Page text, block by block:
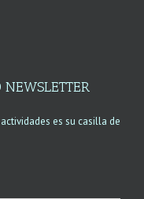
NEWSLETTER
es su casilla de